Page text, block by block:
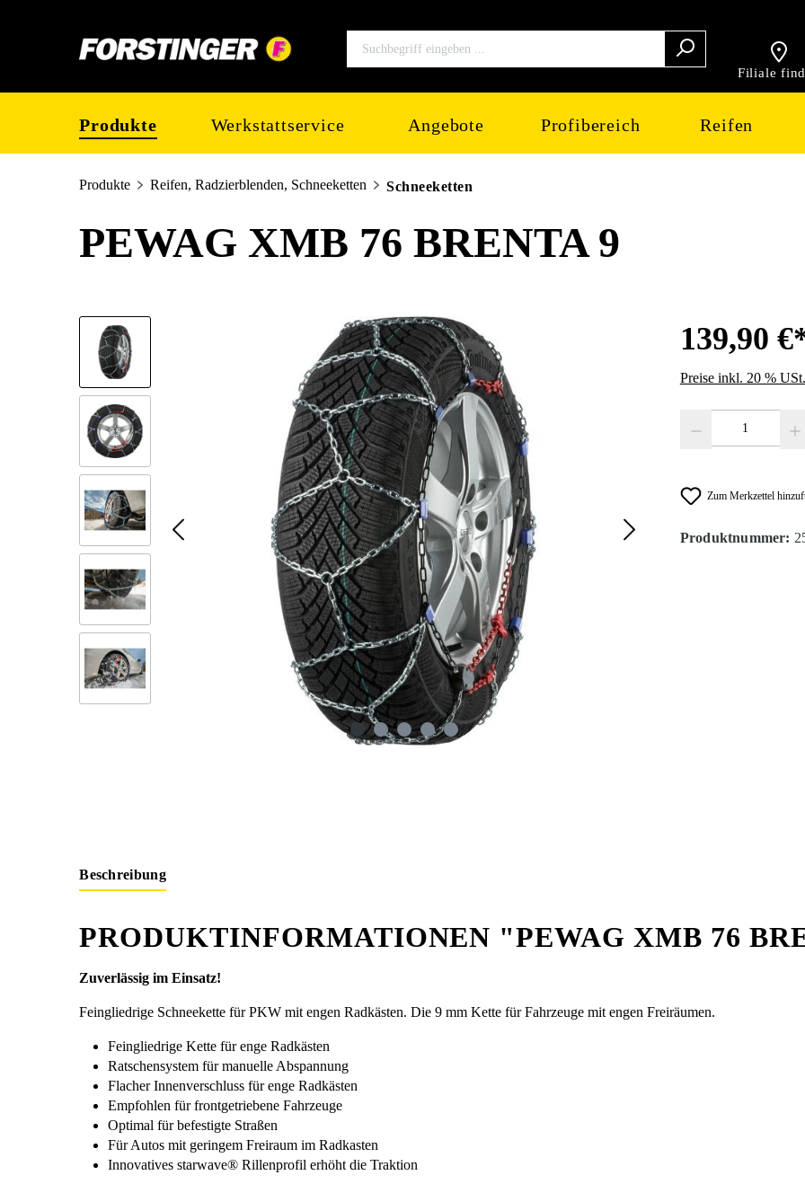
Filiale
Produkte Werkstattservice Angebote Profibereich Reifen
Produkte Reifen, Radzierblenden, Schneeketten Schneeketten
PEWAG XMB 76 BRENTA 9
Bildergalerie überspringen 139,90
Preise inkl. 20 %
Zum Merkzettel
Produktnummer:
Beschreibung
PRODUKTINFORMATIONEN "PEWAG XMB 76
Zuverlässig im Einsatz!
Feingliedrige Schneekette für PKW mit engen Radkästen. Die 9 mm Kette für Fahrzeuge mit engen Freiräumen.
Feingliedrige Kette für enge Radkästen
Ratschensystem für manuelle Abspannung
Flacher Innenverschluss für enge Radkästen
Empfohlen für frontgetriebene Fahrzeuge
Optimal für befestigte Straßen
Für Autos mit geringem Freiraum im Radkasten
Innovatives starwave® Rillenprofil erhöht die Traktion